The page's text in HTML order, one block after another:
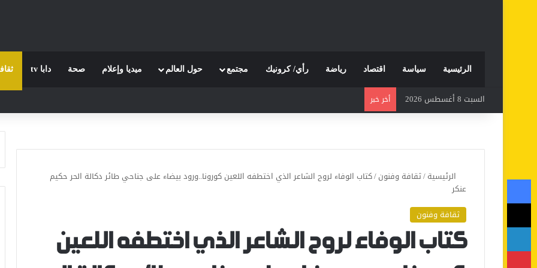
الرئيسية سياسة اقتصاد رياضة رأي/ كرونيك مجتمع حول العالم ميديا وإعلام صحة دابا tv
السبت 8 أغسطس 2026 أخر خبر
الرئيسية/ثقافة وفنون/كتاب الوفاء لروح الشاعر الذي اختطفه اللعين كورونا..ورود بيضاء على جناحي طائر دكالة الحر حكيم
عنكر
ثقافة وفنون
كتاب الوفاء لروح الشاعر الذي اختطفه اللعين